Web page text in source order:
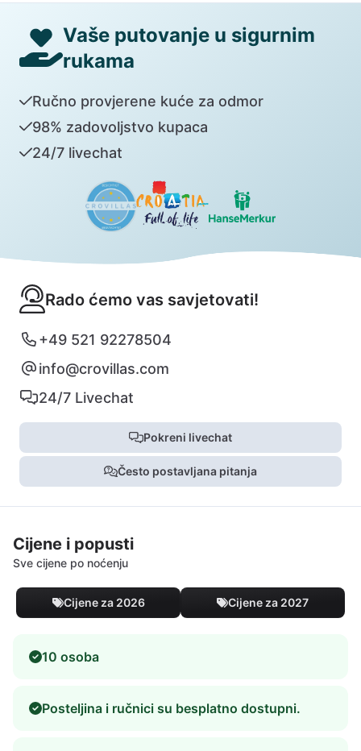
Vaše putovanje u sigurnim
rukama
Ručno provjerene kuće za odmor
98% zadovoljstvo kupaca
24/7 livechat
Rado ćemo vas savjetovati!
+49 521 92278504
info@crovillas.com
24/7 Livechat
Pokreni livechat
Često postavljana pitanja
Cijene i popusti
Sve cijene po noćenju
Cijene za 2026 Cijene za 2027
10 osoba
Posteljina i ručnici su besplatno dostupni.